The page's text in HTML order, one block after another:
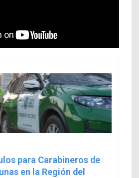
para Carabineros de
en la Región del